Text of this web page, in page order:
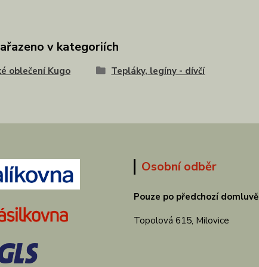
v kategoriích
oblečení Kugo Tepláky, legíny - dívčí
Osobní odběr
Pouze po předchozí domluvě
Topolová 615, Milovice